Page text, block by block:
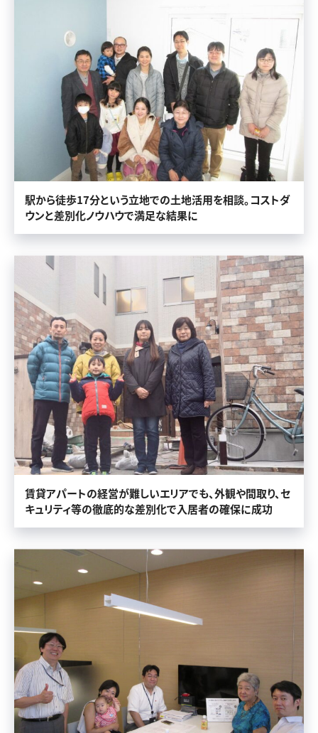
駅から徒歩17分という立地での土地活用を相談。コストダ
ウンと差別化ノウハウで満足な結果に
賃貸アパートの経営が難しいエリアでも、外観や間取り、セ
キュリティ等の徹底的な差別化で入居者の確保に成功